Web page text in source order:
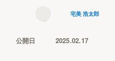
宅美 浩太郎
公開日 2025.02.17